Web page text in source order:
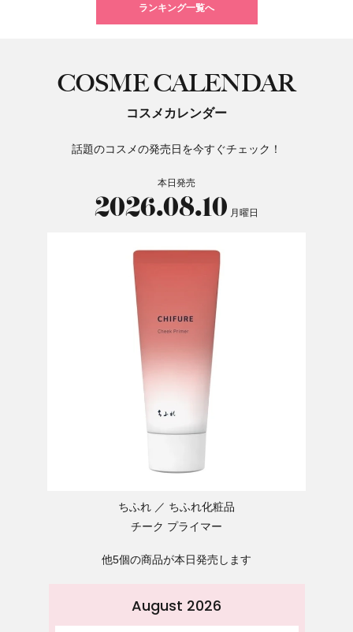
ランキング一覧へ
COSME CALENDAR
コスメカレンダー
話題のコスメの発売日を今すぐチェック！
本日発売
2026.08.10 月曜日
ちふれ
ちふれ化粧品
チーク プライマー
他5個の商品が本日発売します
August 2026